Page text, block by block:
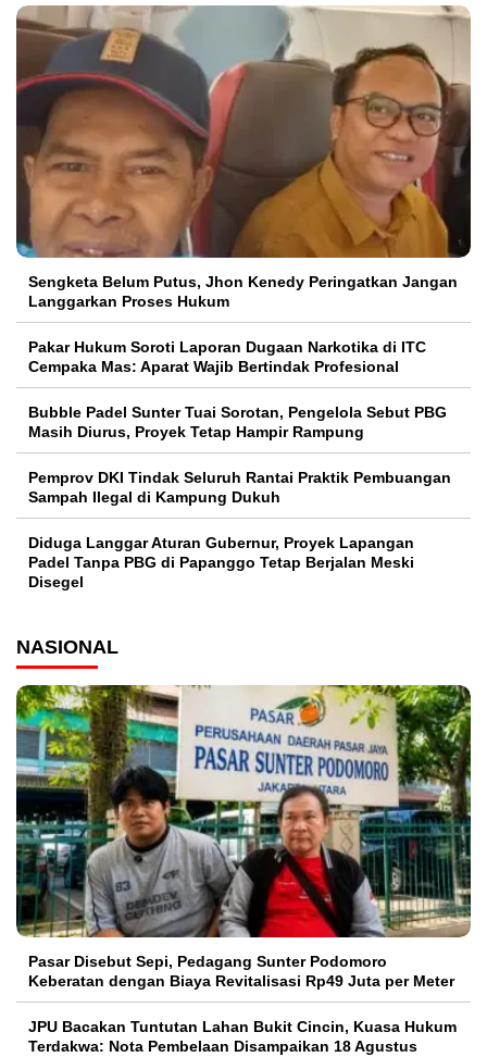
Sengketa Belum Putus, Jhon Kenedy Peringatkan Jangan
Langgarkan Proses Hukum
Pakar Hukum Soroti Laporan Dugaan Narkotika di ITC
Cempaka Mas: Aparat Wajib Bertindak Profesional
Bubble Padel Sunter Tuai Sorotan, Pengelola Sebut PBG
Masih Diurus, Proyek Tetap Hampir Rampung
Pemprov DKI Tindak Seluruh Rantai Praktik Pembuangan
Sampah Ilegal di Kampung Dukuh
Diduga Langgar Aturan Gubernur, Proyek Lapangan
Padel Tanpa PBG di Papanggo Tetap Berjalan Meski
Disegel
NASIONAL
Pasar Disebut Sepi, Pedagang Sunter Podomoro
Keberatan dengan Biaya Revitalisasi Rp49 Juta per Meter
JPU Bacakan Tuntutan Lahan Bukit Cincin, Kuasa Hukum
Terdakwa: Nota Pembelaan Disampaikan 18 Agustus